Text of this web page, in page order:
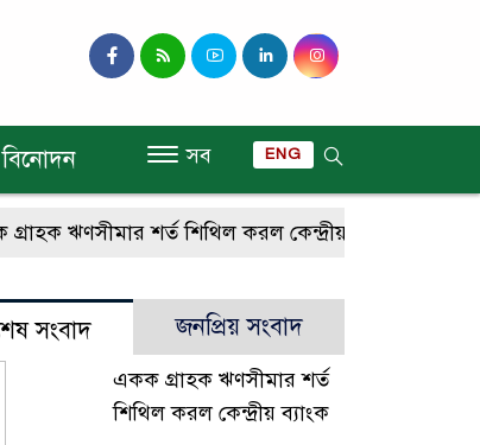
বিনোদন সব ENG
ঋণসীমার শর্ত শিথিল করল কেন্দ্রীয় ব্যাংক
সংবাদ জনপ্রিয় সংবাদ
একক গ্রাহক ঋণসীমার শর্ত
শিথিল করল কেন্দ্রীয় ব্যাংক